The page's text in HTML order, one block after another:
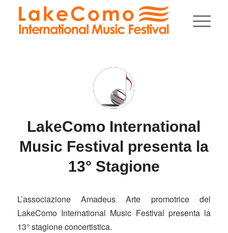
LakeComo International
Music Festival presenta la
13° Stagione
L’associazione Amadeus Arte promotrice del
LakeComo International Music Festival presenta la
13° stagione concertistica.